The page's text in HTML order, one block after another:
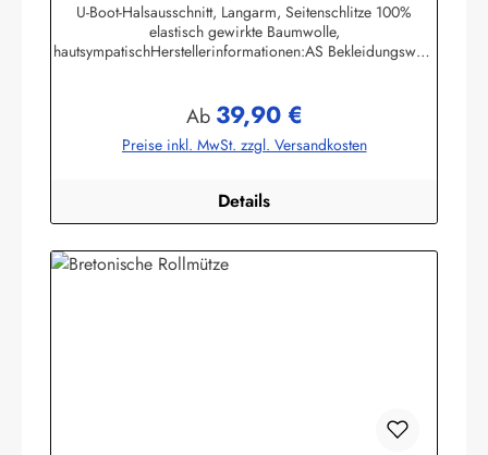
U-Boot-Halsausschnitt, Langarm, Seitenschlitze 100%
elastisch gewirkte Baumwolle,
hautsympatischHerstellerinformationen:AS Bekleidungswerk
Regulärer Preis:
Ab 39,90 €
Preise inkl. MwSt. zzgl. Versandkosten
Details